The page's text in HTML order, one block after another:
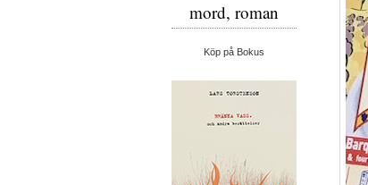
mord, roman
Köp på Bokus